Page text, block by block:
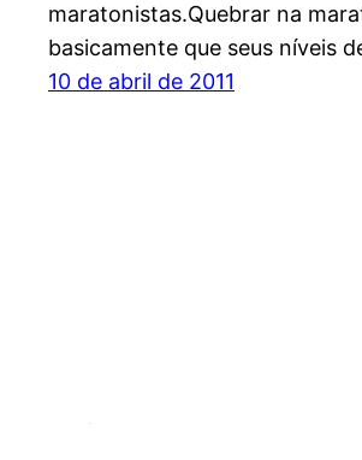
maratonistas.Quebrar na
basicamente que seus níveis
10 de abril de 2011
Espírito Outdoor – O site dos